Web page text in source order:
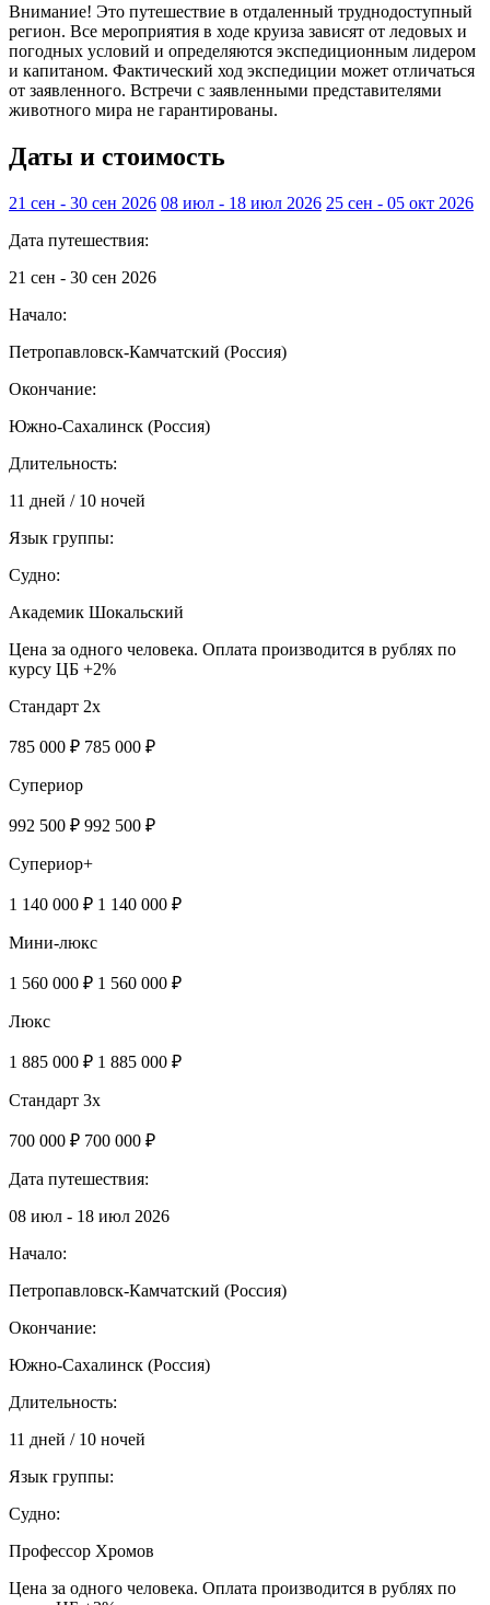
Внимание! Это путешествие в отдаленный труднодоступный
регион. Все мероприятия в ходе круиза зависят от ледовых и
погодных условий и определяются экспедиционным лидером
и капитаном. Фактический ход экспедиции может отличаться
от заявленного. Встречи с заявленными представителями
животного мира не гарантированы.
Даты и стоимость
21 сен - 30 сен 2026 08 июл - 18 июл 2026 25 сен - 05 окт 2026
Дата путешествия:
21 сен - 30 сен 2026
Начало:
Петропавловск-Камчатский (Россия)
Окончание:
Южно-Сахалинск (Россия)
Длительность:
11 дней / 10 ночей
Язык группы:
Судно:
Академик Шокальский
Цена за одного человека. Оплата производится в рублях по
курсу ЦБ +2%
Стандарт 2х
785 000 ₽ 785 000 ₽
Супериор
992 500 ₽ 992 500 ₽
Супериор+
1 140 000 ₽ 1 140 000 ₽
Мини-люкс
1 560 000 ₽ 1 560 000 ₽
Люкс
1 885 000 ₽ 1 885 000 ₽
Стандарт 3х
700 000 ₽ 700 000 ₽
Дата путешествия:
08 июл - 18 июл 2026
Начало:
Петропавловск-Камчатский (Россия)
Окончание:
Южно-Сахалинск (Россия)
Длительность:
11 дней / 10 ночей
Язык группы:
Судно:
Профессор Хромов
Цена за одного человека. Оплата производится в рублях по